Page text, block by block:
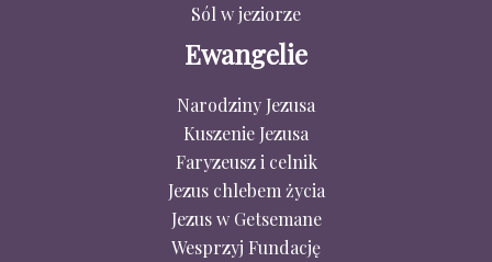
Sól w jeziorze
Ewangelie
Narodziny Jezusa
Kuszenie Jezusa
Faryzeusz i celnik
Jezus chlebem życia
Jezus w Getsemane
Wesprzyj Fundację